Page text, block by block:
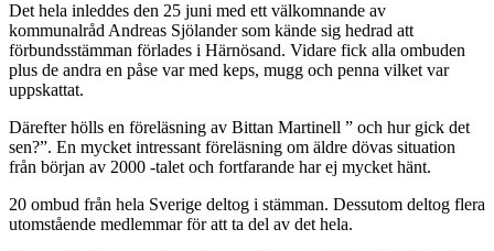
Det hela inleddes den 25 juni med ett välkomnande av
kommunalråd Andreas Sjölander som kände sig hedrad att
förbundsstämman förlades i Härnösand. Vidare fick alla ombuden
plus de andra en påse var med keps, mugg och penna vilket var
uppskattat.
Därefter hölls en föreläsning av Bittan Martinell ” och hur gick det
sen?”. En mycket intressant föreläsning om äldre dövas situation
från början av 2000 -talet och fortfarande har ej mycket hänt.
20 ombud från hela Sverige deltog i stämman. Dessutom deltog flera
utomstående medlemmar för att ta del av det hela.